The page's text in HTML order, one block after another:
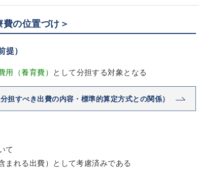
の位置づけ＞
）
用（養育費） として分担する対象となる
担すべき出費の内容・標準的算定方式との関係）
て
まれる出費）として考慮済みである